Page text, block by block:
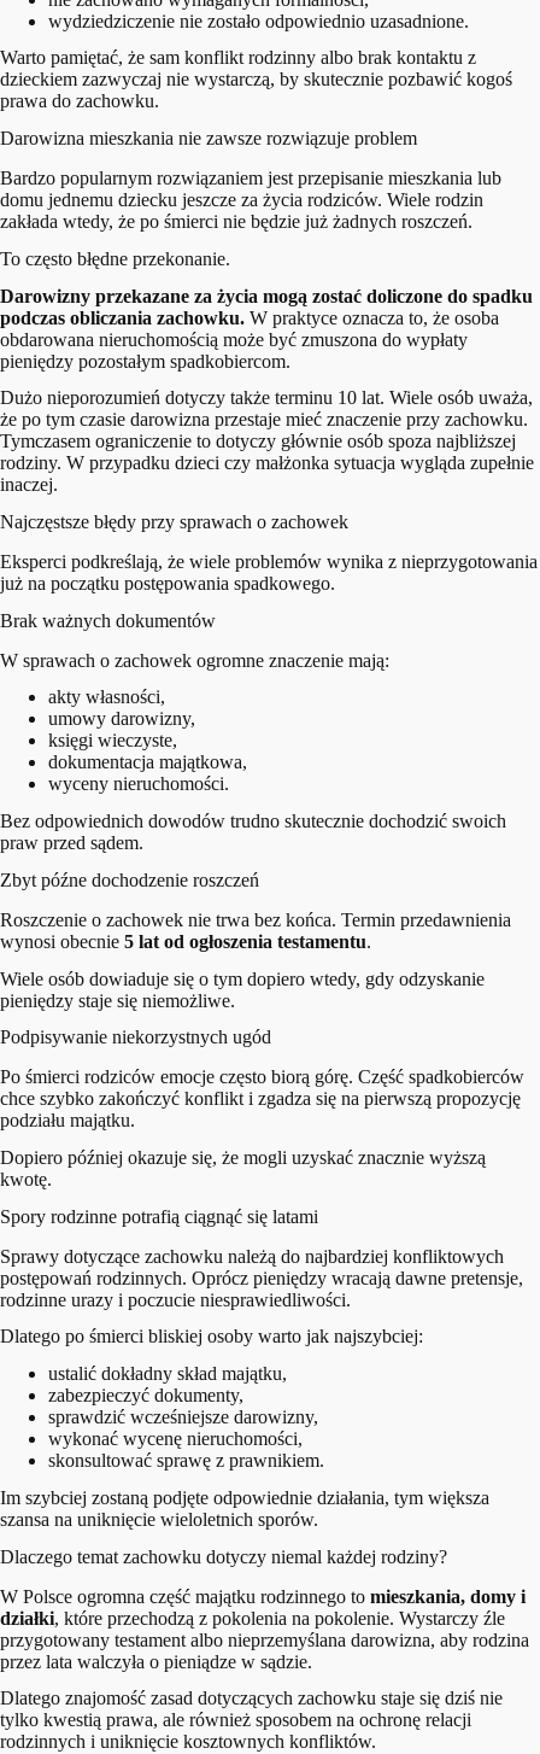
wydziedziczenie nie zostało odpowiednio uzasadnione.
Warto pamiętać, że sam konflikt rodzinny albo brak kontaktu z
dzieckiem zazwyczaj nie wystarczą, by skutecznie pozbawić kogoś
prawa do zachowku.
Darowizna mieszkania nie zawsze rozwiązuje problem
Bardzo popularnym rozwiązaniem jest przepisanie mieszkania lub
domu jednemu dziecku jeszcze za życia rodziców. Wiele rodzin
zakłada wtedy, że po śmierci nie będzie już żadnych roszczeń.
To często błędne przekonanie.
Darowizny przekazane za życia mogą zostać doliczone do spadku
podczas obliczania zachowku. W praktyce oznacza to, że osoba
obdarowana nieruchomością może być zmuszona do wypłaty
pieniędzy pozostałym spadkobiercom.
Dużo nieporozumień dotyczy także terminu 10 lat. Wiele osób uważa,
że po tym czasie darowizna przestaje mieć znaczenie przy zachowku.
Tymczasem ograniczenie to dotyczy głównie osób spoza najbliższej
rodziny. W przypadku dzieci czy małżonka sytuacja wygląda zupełnie
inaczej.
Najczęstsze błędy przy sprawach o zachowek
Eksperci podkreślają, że wiele problemów wynika z nieprzygotowania
już na początku postępowania spadkowego.
Brak ważnych dokumentów
W sprawach o zachowek ogromne znaczenie mają:
akty własności,
umowy darowizny,
księgi wieczyste,
dokumentacja majątkowa,
wyceny nieruchomości.
Bez odpowiednich dowodów trudno skutecznie dochodzić swoich
praw przed sądem.
Zbyt późne dochodzenie roszczeń
Roszczenie o zachowek nie trwa bez końca. Termin przedawnienia
wynosi obecnie 5 lat od ogłoszenia testamentu.
Wiele osób dowiaduje się o tym dopiero wtedy, gdy odzyskanie
pieniędzy staje się niemożliwe.
Podpisywanie niekorzystnych ugód
Po śmierci rodziców emocje często biorą górę. Część spadkobierców
chce szybko zakończyć konflikt i zgadza się na pierwszą propozycję
podziału majątku.
Dopiero później okazuje się, że mogli uzyskać znacznie wyższą
kwotę.
Spory rodzinne potrafią ciągnąć się latami
Sprawy dotyczące zachowku należą do najbardziej konfliktowych
postępowań rodzinnych. Oprócz pieniędzy wracają dawne pretensje,
rodzinne urazy i poczucie niesprawiedliwości.
Dlatego po śmierci bliskiej osoby warto jak najszybciej:
ustalić dokładny skład majątku,
zabezpieczyć dokumenty,
sprawdzić wcześniejsze darowizny,
wykonać wycenę nieruchomości,
skonsultować sprawę z prawnikiem.
Im szybciej zostaną podjęte odpowiednie działania, tym większa
szansa na uniknięcie wieloletnich sporów.
Dlaczego temat zachowku dotyczy niemal każdej rodziny?
W Polsce ogromna część majątku rodzinnego to mieszkania, domy i
działki, które przechodzą z pokolenia na pokolenie. Wystarczy źle
przygotowany testament albo nieprzemyślana darowizna, aby rodzina
przez lata walczyła o pieniądze w sądzie.
Dlatego znajomość zasad dotyczących zachowku staje się dziś nie
tylko kwestią prawa, ale również sposobem na ochronę relacji
rodzinnych i uniknięcie kosztownych konfliktów.